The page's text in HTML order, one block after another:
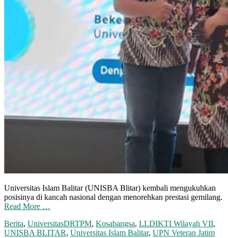
Universitas Islam Balitar (UNISBA Blitar) kembali mengukuhkan
posisinya di kancah nasional dengan menorehkan prestasi gemilang.
Read More …
Berita, UniversitasDRTPM, Kosabangsa, LLDIKTI Wilayah VII,
UNISBA BLITAR, Universitas Islam Balitar, UPN Veteran Jatim